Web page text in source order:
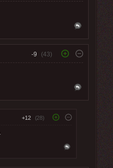
-9 (43)
+12 (28)